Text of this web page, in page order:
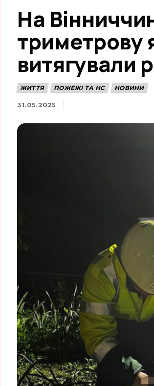
На
триметрову
витягували
ЖИТТЯ ПОЖЕЖІ ТА НС НОВИНИ
31.05.2025